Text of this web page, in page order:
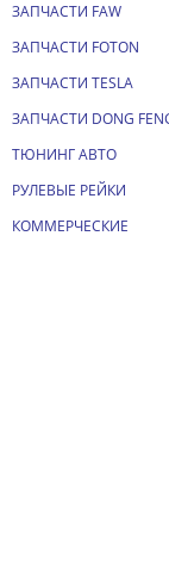
ЗАПЧАСТИ FAW
ЗАПЧАСТИ FOTON
ЗАПЧАСТИ TESLA
ЗАПЧАСТИ DONG
ТЮНИНГ АВТО
РУЛЕВЫЕ РЕЙКИ
КОММЕРЧЕСКИЕ